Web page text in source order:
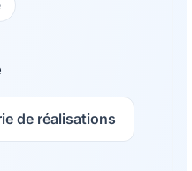
de réalisations